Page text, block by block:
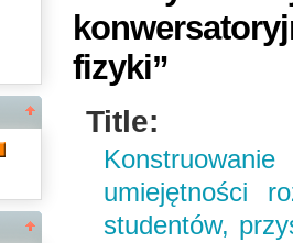
fizyki”
Title:
umiejętności
studentów,